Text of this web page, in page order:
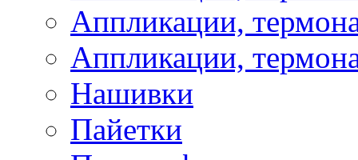
Аппликации,
Аппликации,
Нашивки
Пайетки